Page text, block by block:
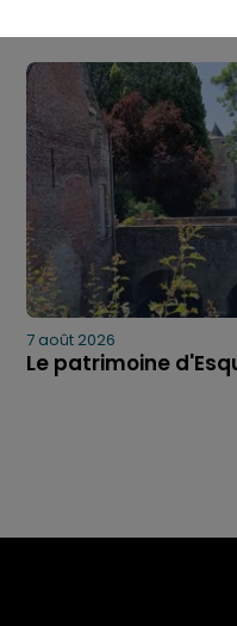
7 août 2026
Le patrimoine